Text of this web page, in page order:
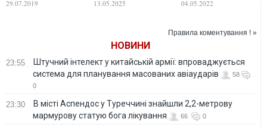
29.07.2019
з нечистотами, в
13.05.2025
неможливо
04.05.2022
Правила коментування ! »
НОВИНИ
23:55
Штучний інтелект у китайській армії: впроваджується
система для планування масованих авіаударів
58
0
23:30
В місті Аспендос у Туреччині знайшли 2,2-метрову
мармурову статую бога лікування
66 0